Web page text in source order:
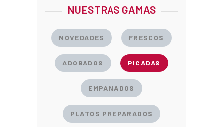
NUESTRAS GAMAS
NOVEDADES FRESCOS
ADOBADOS PICADAS
EMPANADOS
PLATOS PREPARADOS